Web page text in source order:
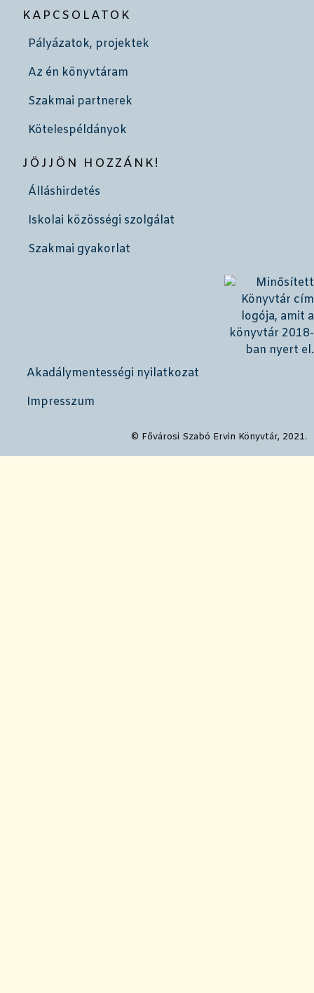
KAPCSOLATOK
Pályázatok, projektek
Az én könyvtáram
Szakmai partnerek
Kötelespéldányok
JÖJJÖN HOZZÁNK!
Álláshirdetés
Iskolai közösségi szolgálat
Szakmai gyakorlat
Akadálymentességi nyilatkozat
Impresszum
© Fővárosi Szabó Ervin Könyvtár, 2021.